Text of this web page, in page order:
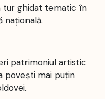
tur ghidat tematic în
națională.
patrimoniul artistic
povești mai puţin